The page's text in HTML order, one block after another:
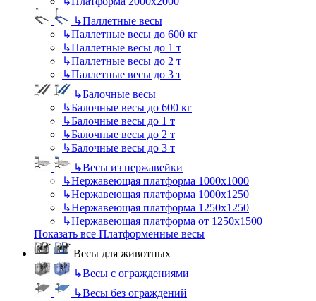
↳Паллетные весы
↳Паллетные весы до 600 кг
↳Паллетные весы до 1 т
↳Паллетные весы до 2 т
↳Паллетные весы до 3 т
↳Балочные весы
↳Балочные весы до 600 кг
↳Балочные весы до 1 т
↳Балочные весы до 2 т
↳Балочные весы до 3 т
↳Весы из нержавейки
↳Нержавеющая платформа 1000х1000
↳Нержавеющая платформа 1000х1250
↳Нержавеющая платформа 1250х1250
↳Нержавеющая платформа от 1250х1500
Показать все Платформенные весы
Весы для животных
↳Весы с ограждениями
↳Весы без ограждений